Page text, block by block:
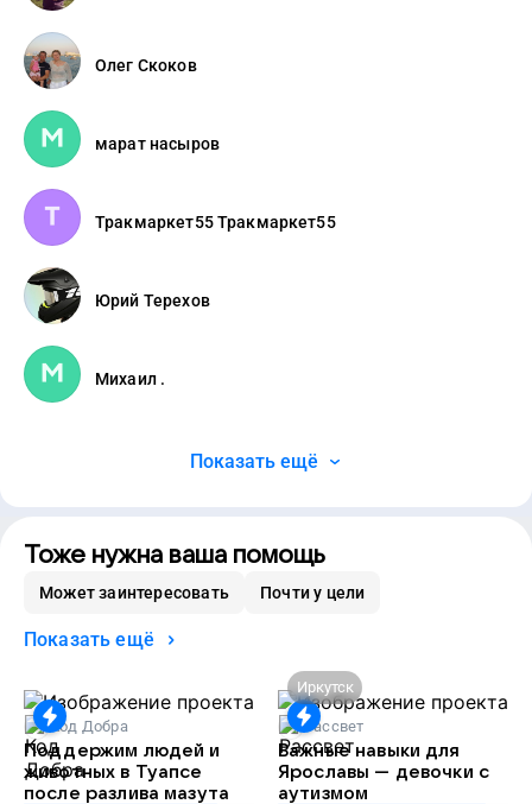
Олег Скоков
марат насыров
Тракмаркет55 Тракмаркет55
Юрий Терехов
Михаил .
Показать ещё
Тоже нужна ваша помощь
Может заинтересовать Почти у цели
Показать ещё
Код Добра
Поддержим людей и
животных в Туапсе
после разлива мазута
Иркутск
Рассвет
Важные навыки для
Ярославы — девочки с
аутизмом